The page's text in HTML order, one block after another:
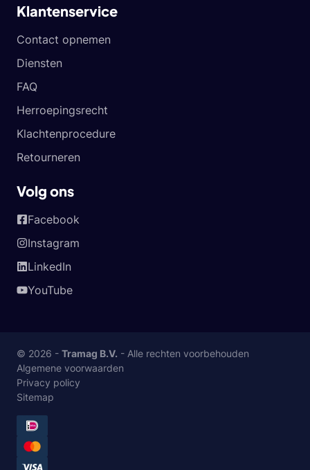
Klantenservice
Contact opnemen
Diensten
FAQ
Herroepingsrecht
Klachtenprocedure
Retourneren
Volg ons
Facebook
Instagram
LinkedIn
YouTube
© 2026 - Tramag B.V. - Alle rechten voorbehouden
Algemene voorwaarden
Privacy policy
Sitemap